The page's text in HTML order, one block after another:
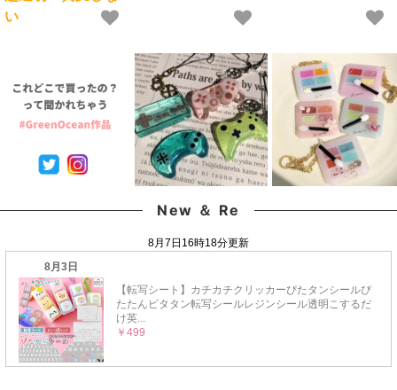
質 クリア 猫 UVレジン
液 安い おすすめ
い
GreenOceanオリジナ
ン封入,ネイルパーツ,シ
New ＆ Re